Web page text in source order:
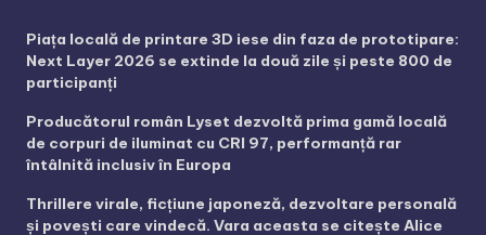
Piața locală de printare 3D iese din faza de prototipare:
Next Layer 2026 se extinde la două zile și peste 800 de
participanți
Producătorul român Lyset dezvoltă prima gamă locală
de corpuri de iluminat cu CRI 97, performanță rar
întâlnită inclusiv în Europa
Thrillere virale, ficțiune japoneză, dezvoltare personală
și povești care vindecă. Vara aceasta se citește Alice